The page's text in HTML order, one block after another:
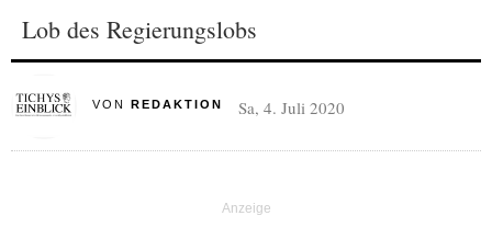
Lob des Regierungslobs
VON REDAKTION Sa, 4. Juli 2020